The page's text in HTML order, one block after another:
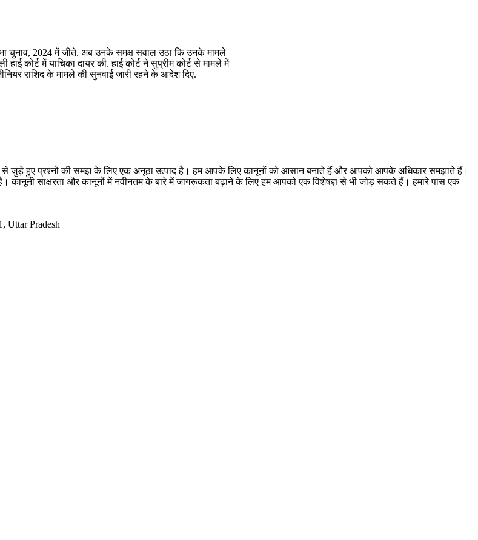
चुनाव, 2024 में जीते. अब उनके समक्ष सवाल उठा कि उनके मामले
कोर्ट में याचिका दायर की. हाई कोर्ट ने सुप्रीम कोर्ट से मामले में
राशिद के मामले की सुनवाई जारी रहने के आदेश दिए.
से जुड़े हुए प्रश्नो की समझ के लिए एक अनूठा उत्पाद है। हम आपके लिए कानूनों को आसान बनाते हैं और आपको आपके अधिकार समझाते हैं।
कानूनी साक्षरता और कानूनों में नवीनतम के बारे में जागरूकता बढ़ाने के लिए हम आपको एक विशेषज्ञ से भी जोड़ सकते हैं। हमारे पास एक
Uttar Pradesh